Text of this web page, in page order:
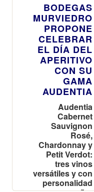
BODEGAS
MURVIEDRO
PROPONE
CELEBRAR
EL DÍA DEL
APERITIVO
CON SU
GAMA
AUDENTIA
Audentia
Cabernet
Sauvignon
Rosé,
Chardonnay y
Petit Verdot:
tres vinos
versátiles y con
personalidad